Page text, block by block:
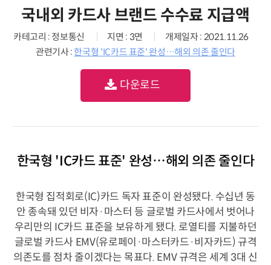
국내외 카드사 브랜드 수수료 지급액
카테고리 : 정보통신 지면 : 3면
개제일자 : 2021.11.26
관련기사 : 한국형 'IC카드 표준' 완성…해외 의존 줄인다
다운로드
한국형 'IC카드 표준' 완성…해외 의존 줄인다
한국형 집적회로(IC)카드 독자 표준이 완성됐다. 수십년 동
안 종속돼 있던 비자·마스터 등 글로벌 카드사에서 벗어나
우리만의 IC카드 표준을 보유하게 됐다. 로열티를 지불하던
글로벌 카드사 EMV(유로페이·마스터카드·비자카드) 규격
의존도를 점차 줄이겠다는 목표다. EMV 규격은 세계 3대 신